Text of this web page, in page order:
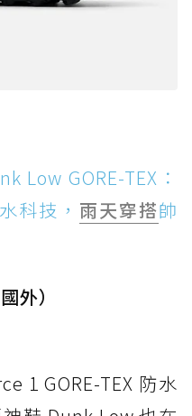
Low GORE-TEX：
科技， 雨天穿搭帥
外）
1 GORE-TEX 防水